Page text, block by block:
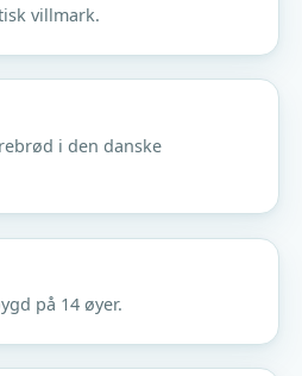
villmark.
i den danske
på 14 øyer.